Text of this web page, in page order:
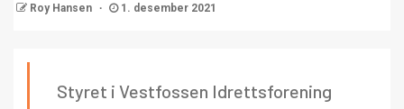
Roy Hansen 1. desember 2021
Styret i Vestfossen Idrettsforening